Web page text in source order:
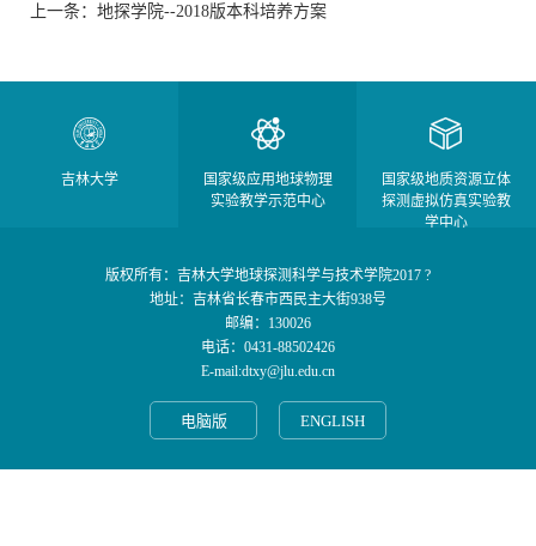
上一条：地探学院--2018版本科培养方案
吉林大学
国家级应用地球物理
实验教学示范中心
国家级地质资源立体
探测虚拟仿真实验教
学中心
版权所有：吉林大学地球探测科学与技术学院2017 ?
地址：吉林省长春市西民主大街938号
邮编：130026
电话：0431-88502426
E-mail:dtxy@jlu.edu.cn
电脑版 ENGLISH